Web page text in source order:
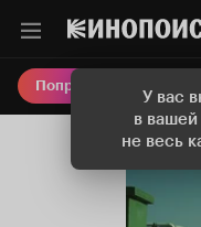
У вас
в вашей
не весь
Попробовать Плюс